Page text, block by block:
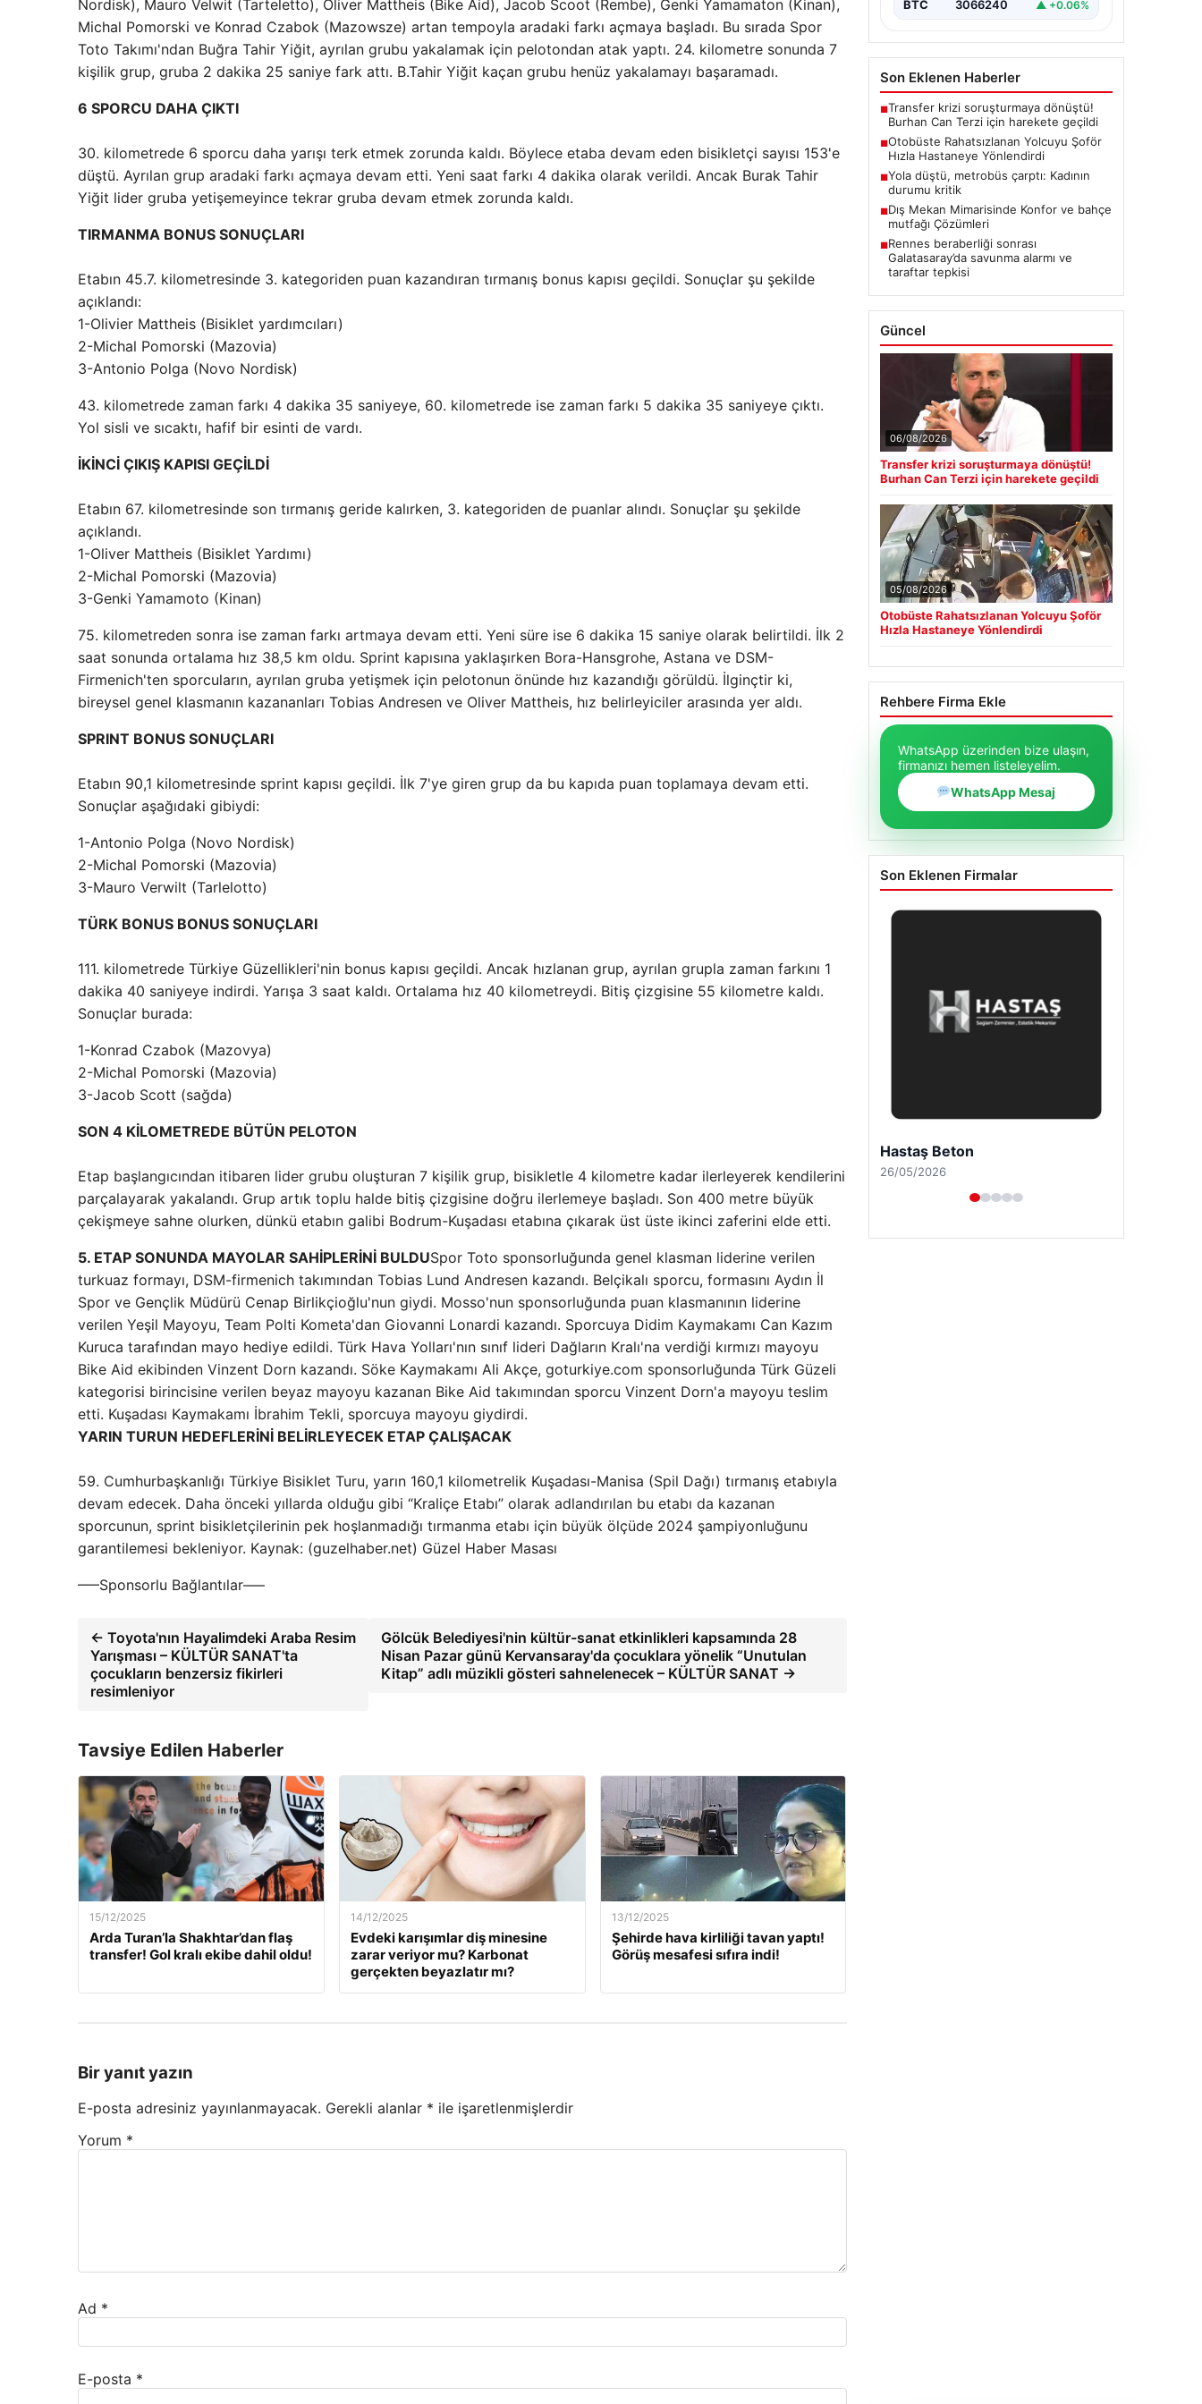
Nordisk), Mauro Velwit (Tarteletto), Oliver Mattheis (Bike Aid), Jacob Scoot (Rembe), Genki Yamamaton (Kinan),
Michal Pomorski ve Konrad Czabok (Mazowsze) artan tempoyla aradaki farkı açmaya başladı. Bu sırada Spor
Toto Takımı'ndan Buğra Tahir Yiğit, ayrılan grubu yakalamak için pelotondan atak yaptı. 24. kilometre sonunda 7
kişilik grup, gruba 2 dakika 25 saniye fark attı. B.Tahir Yiğit kaçan grubu henüz yakalamayı başaramadı.
6 SPORCU DAHA ÇIKTI
30. kilometrede 6 sporcu daha yarışı terk etmek zorunda kaldı. Böylece etaba devam eden bisikletçi sayısı 153'e
düştü. Ayrılan grup aradaki farkı açmaya devam etti. Yeni saat farkı 4 dakika olarak verildi. Ancak Burak Tahir
Yiğit lider gruba yetişemeyince tekrar gruba devam etmek zorunda kaldı.
TIRMANMA BONUS SONUÇLARI
Etabın 45.7. kilometresinde 3. kategoriden puan kazandıran tırmanış bonus kapısı geçildi. Sonuçlar şu şekilde
açıklandı:
1-Olivier Mattheis (Bisiklet yardımcıları)
2-Michal Pomorski (Mazovia)
3-Antonio Polga (Novo Nordisk)
43. kilometrede zaman farkı 4 dakika 35 saniyeye, 60. kilometrede ise zaman farkı 5 dakika 35 saniyeye çıktı.
Yol sisli ve sıcaktı, hafif bir esinti de vardı.
İKİNCİ ÇIKIŞ KAPISI GEÇİLDİ
Etabın 67. kilometresinde son tırmanış geride kalırken, 3. kategoriden de puanlar alındı. Sonuçlar şu şekilde
açıklandı.
1-Oliver Mattheis (Bisiklet Yardımı)
2-Michal Pomorski (Mazovia)
3-Genki Yamamoto (Kinan)
75. kilometreden sonra ise zaman farkı artmaya devam etti. Yeni süre ise 6 dakika 15 saniye olarak belirtildi. İlk 2
saat sonunda ortalama hız 38,5 km oldu. Sprint kapısına yaklaşırken Bora-Hansgrohe, Astana ve DSM-
Firmenich'ten sporcuların, ayrılan gruba yetişmek için pelotonun önünde hız kazandığı görüldü. İlginçtir ki,
bireysel genel klasmanın kazananları Tobias Andresen ve Oliver Mattheis, hız belirleyiciler arasında yer aldı.
SPRINT BONUS SONUÇLARI
Etabın 90,1 kilometresinde sprint kapısı geçildi. İlk 7'ye giren grup da bu kapıda puan toplamaya devam etti.
Sonuçlar aşağıdaki gibiydi:
1-Antonio Polga (Novo Nordisk)
2-Michal Pomorski (Mazovia)
3-Mauro Verwilt (Tarlelotto)
TÜRK BONUS BONUS SONUÇLARI
111. kilometrede Türkiye Güzellikleri'nin bonus kapısı geçildi. Ancak hızlanan grup, ayrılan grupla zaman farkını 1
dakika 40 saniyeye indirdi. Yarışa 3 saat kaldı. Ortalama hız 40 kilometreydi. Bitiş çizgisine 55 kilometre kaldı.
Sonuçlar burada:
1-Konrad Czabok (Mazovya)
2-Michal Pomorski (Mazovia)
3-Jacob Scott (sağda)
SON 4 KİLOMETREDE BÜTÜN PELOTON
Etap başlangıcından itibaren lider grubu oluşturan 7 kişilik grup, bisikletle 4 kilometre kadar ilerleyerek kendilerini
parçalayarak yakalandı. Grup artık toplu halde bitiş çizgisine doğru ilerlemeye başladı. Son 400 metre büyük
çekişmeye sahne olurken, dünkü etabın galibi Bodrum-Kuşadası etabına çıkarak üst üste ikinci zaferini elde etti.
5. ETAP SONUNDA MAYOLAR SAHİPLERİNİ BULDUSpor Toto sponsorluğunda genel klasman liderine verilen
turkuaz formayı, DSM-firmenich takımından Tobias Lund Andresen kazandı. Belçikalı sporcu, formasını Aydın İl
Spor ve Gençlik Müdürü Cenap Birlikçioğlu'nun giydi. Mosso'nun sponsorluğunda puan klasmanının liderine
verilen Yeşil Mayoyu, Team Polti Kometa'dan Giovanni Lonardi kazandı. Sporcuya Didim Kaymakamı Can Kazım
Kuruca tarafından mayo hediye edildi. Türk Hava Yolları'nın sınıf lideri Dağların Kralı'na verdiği kırmızı mayoyu
Bike Aid ekibinden Vinzent Dorn kazandı. Söke Kaymakamı Ali Akçe, goturkiye.com sponsorluğunda Türk Güzeli
kategorisi birincisine verilen beyaz mayoyu kazanan Bike Aid takımından sporcu Vinzent Dorn'a mayoyu teslim
etti. Kuşadası Kaymakamı İbrahim Tekli, sporcuya mayoyu giydirdi.
YARIN TURUN HEDEFLERİNİ BELİRLEYECEK ETAP ÇALIŞACAK
59. Cumhurbaşkanlığı Türkiye Bisiklet Turu, yarın 160,1 kilometrelik Kuşadası-Manisa (Spil Dağı) tırmanış etabıyla
devam edecek. Daha önceki yıllarda olduğu gibi “Kraliçe Etabı” olarak adlandırılan bu etabı da kazanan
sporcunun, sprint bisikletçilerinin pek hoşlanmadığı tırmanma etabı için büyük ölçüde 2024 şampiyonluğunu
garantilemesi bekleniyor. Kaynak: (guzelhaber.net) Güzel Haber Masası
—–Sponsorlu Bağlantılar—–
← Toyota'nın Hayalimdeki Araba Resim
Yarışması – KÜLTÜR SANAT'ta
çocukların benzersiz fikirleri
resimleniyor
Gölcük Belediyesi'nin kültür-sanat etkinlikleri kapsamında 28
Nisan Pazar günü Kervansaray'da çocuklara yönelik “Unutulan
Kitap” adlı müzikli gösteri sahnelenecek – KÜLTÜR SANAT →
Tavsiye Edilen Haberler
15/12/2025
Arda Turan’la Shakhtar’dan flaş
transfer! Gol kralı ekibe dahil oldu!
14/12/2025
Evdeki karışımlar diş minesine
zarar veriyor mu? Karbonat
gerçekten beyazlatır mı?
13/12/2025
Şehirde hava kirliliği tavan yaptı!
Görüş mesafesi sıfıra indi!
Bir yanıt yazın
E-posta adresiniz yayınlanmayacak. Gerekli alanlar * ile işaretlenmişlerdir
Yorum *
Ad *
E-posta *
BTC 3066240 ▲ +0.06%
Son Eklenen Haberler
■Transfer krizi soruşturmaya dönüştü!
Burhan Can Terzi için harekete geçildi
■Otobüste Rahatsızlanan Yolcuyu Şoför
Hızla Hastaneye Yönlendirdi
■Yola düştü, metrobüs çarptı: Kadının
durumu kritik
■Dış Mekan Mimarisinde Konfor ve bahçe
mutfağı Çözümleri
■Rennes beraberliği sonrası
Galatasaray’da savunma alarmı ve
taraftar tepkisi
Güncel
06/08/2026
Transfer krizi soruşturmaya dönüştü!
Burhan Can Terzi için harekete geçildi
05/08/2026
Otobüste Rahatsızlanan Yolcuyu Şoför
Hızla Hastaneye Yönlendirdi
Rehbere Firma Ekle
WhatsApp üzerinden bize ulaşın,
firmanızı hemen listeleyelim.
WhatsApp Mesaj
Son Eklenen Firmalar
Enes Kaplan Avukatlık Bürosu
28/04/2026